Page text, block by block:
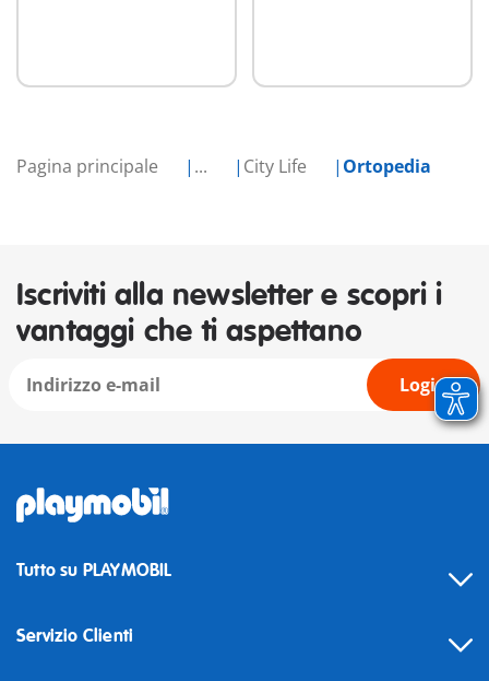
Pagina principale ... City Life Ortopedia
Iscriviti alla newsletter e scopri i
vantaggi che ti aspettano
Login
Tutto su PLAYMOBIL
Servizio Clienti